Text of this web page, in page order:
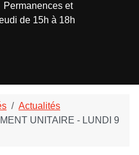
Actualités
UNITAIRE - LUNDI 9
Permanences et
de 15h à 18h